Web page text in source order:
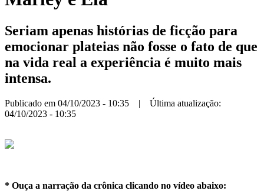
Seriam apenas histórias de ficção para
emocionar plateias não fosse o fato de que
na vida real a experiência é muito mais
intensa.
Publicado em 04/10/2023 - 10:35 | Última atualização:
04/10/2023 - 10:35
* Ouça a narração da crônica clicando no vídeo abaixo: